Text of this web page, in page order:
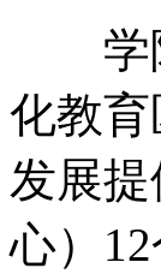
学院
化教
发展
心）